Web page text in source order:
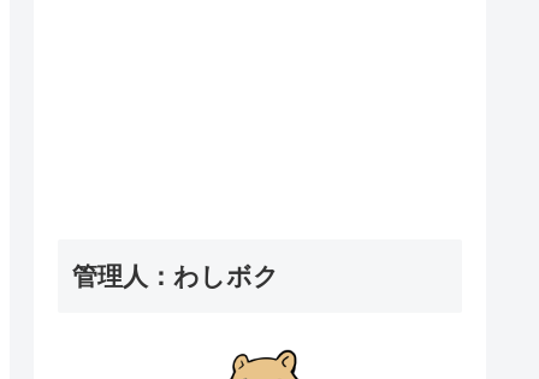
管理人：わしボク